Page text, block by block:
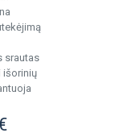
srautas
išorinių